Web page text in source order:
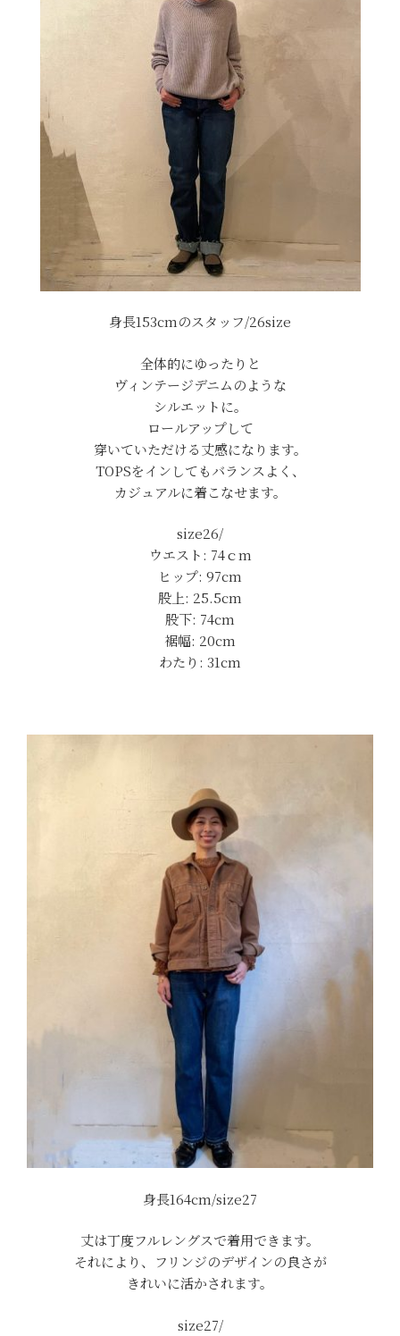
身長153cmのスタッフ/26size
全体的にゆったりと
ヴィンテージデニムのような
シルエットに。
ロールアップして
穿いていただける丈感になります。
TOPSをインしてもバランスよく、
カジュアルに着こなせます。
size26/
ウエスト: 74ｃm
ヒップ: 97cm
股上: 25.5cm
股下: 74cm
裾幅: 20cm
わたり: 31cm
身長164cm/size27
丈は丁度フルレングスで着用できます。
それにより、フリンジのデザインの良さが
きれいに活かされます。
size27/